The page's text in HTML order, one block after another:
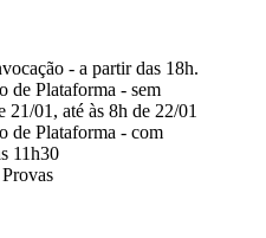
- a partir das 18h.
de Plataforma - sem
01, até às 8h de 22/01
de Plataforma - com
11h30